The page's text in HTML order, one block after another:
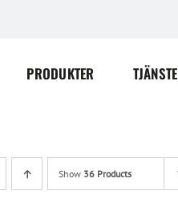
PRODUKTER
Show 36 Products